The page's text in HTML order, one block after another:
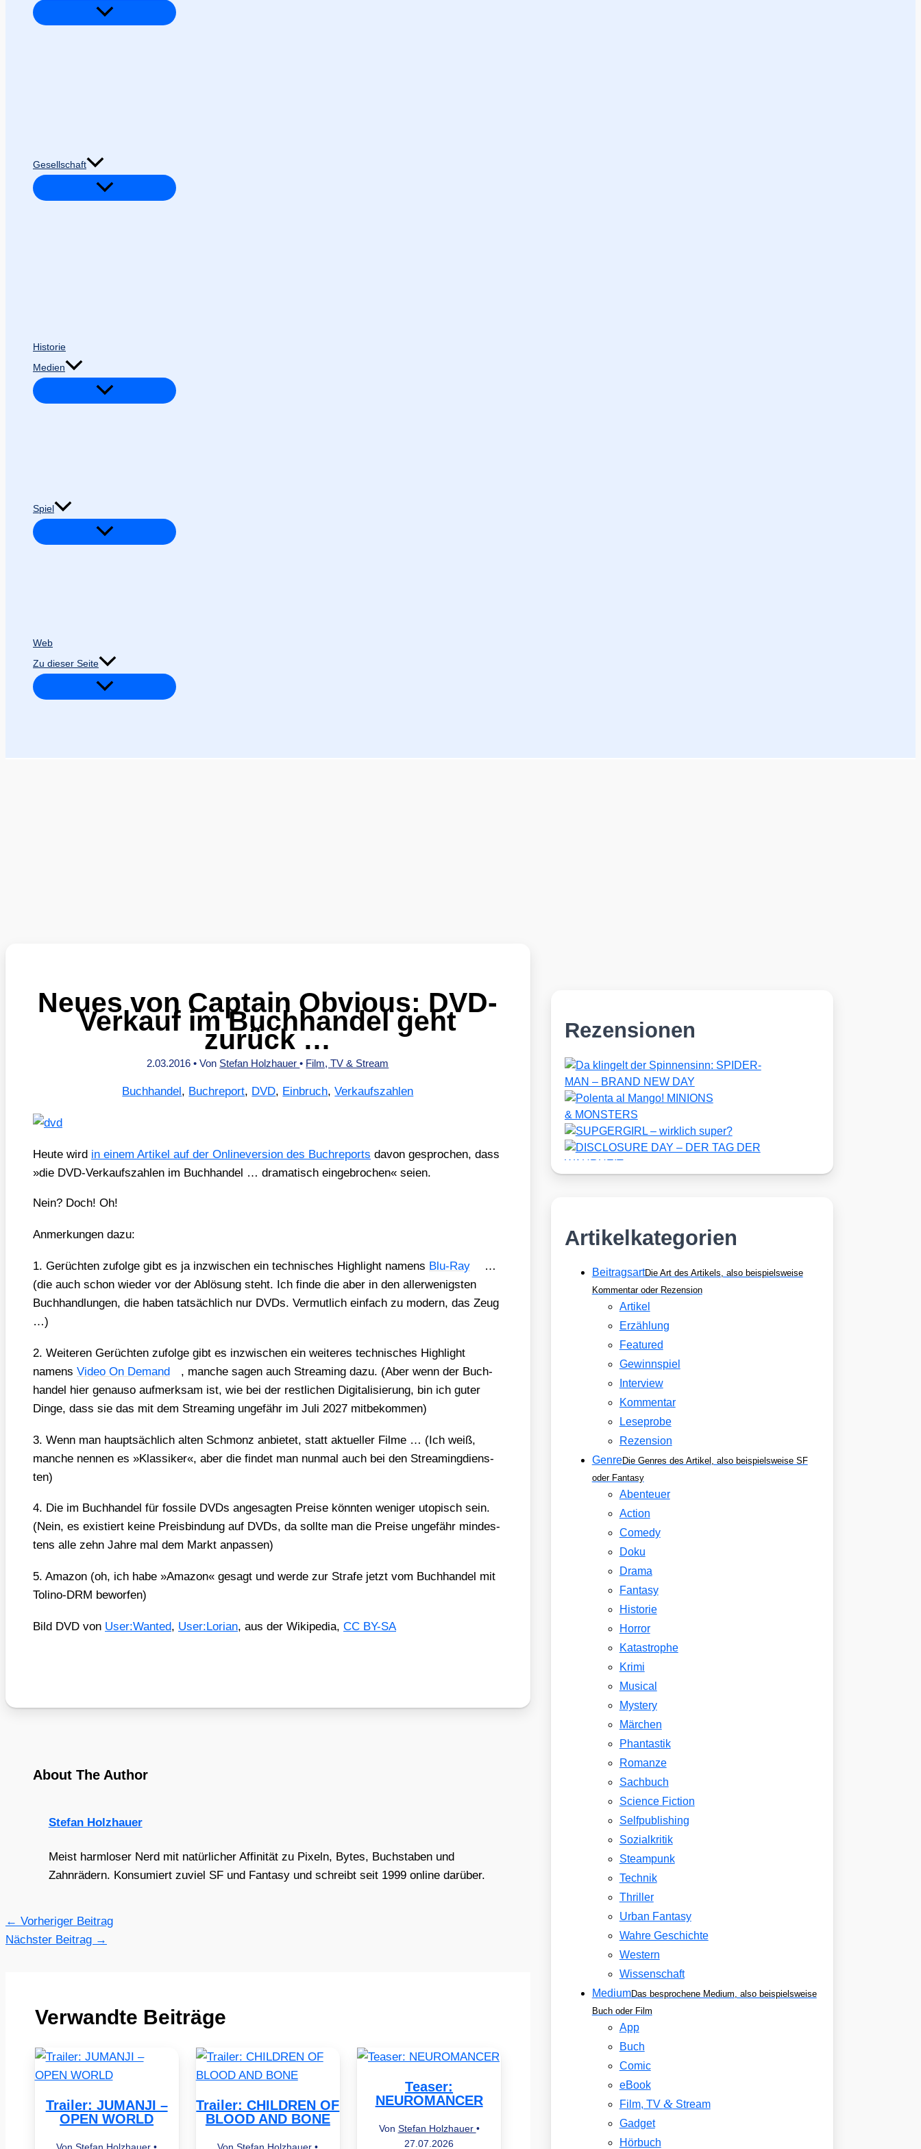
Gesellschaft
Historie
Medien
Spiel
Web
Zu dieser Seite
Neues von Captain Obvious: DVD-
Verkauf im Buchhandel geht
zurück …
2.03.2016• Von Stefan Holzhauer• Film, TV & Stream
Buchhandel , Buchreport, DVD, Einbruch,Verkaufszahlen
Heu­te wird in einem Arti­kel auf der Onlin­ever­si­on des Buch­re­ports davon gespro­chen, dass
»die DVD-Ver­kaufs­zah­len im Buch­han­del … dra­ma­tisch ein­ge­bro­chen« sei­en.
Nein? Doch! Oh!
Anmer­kun­gen dazu:
1. Gerüch­ten zufol­ge gibt es ja inzwi­schen ein tech­ni­sches High­light namens Blu-Ray
…
(die auch schon wie­der vor der Ablö­sung steht. Ich fin­de die aber in den aller­we­nigs­ten
Buch­hand­lun­gen, die haben tat­säch­lich nur DVDs. Ver­mut­lich ein­fach zu modern, das Zeug
…)
2. Wei­te­ren Gerüch­ten zufol­ge gibt es inzwi­schen ein wei­te­res tech­ni­sches High­light
namens Video On Demand
, man­che sagen auch Strea­ming dazu. (Aber wenn der Buch­
han­del hier genau­so auf­merk­sam ist, wie bei der rest­li­chen Digi­ta­li­sie­rung, bin ich guter
Din­ge, dass sie das mit dem Strea­ming unge­fähr im Juli 2027 mit­be­kom­men)
3. Wenn man haupt­säch­lich alten Schmonz anbie­tet, statt aktu­el­ler Fil­me … (Ich weiß,
man­che nen­nen es »Klas­si­ker«, aber die fin­det man nun­mal auch bei den Strea­ming­diens­
ten)
4. Die im Buch­han­del für fos­si­le DVDs ange­sag­ten Prei­se könn­ten weni­ger uto­pisch sein.
(Nein, es exis­tiert kei­ne Preis­bin­dung auf DVDs, da soll­te man die Prei­se unge­fähr min­des­
tens alle zehn Jah­re mal dem Markt anpas­sen)
5. Ama­zon (oh, ich habe »Ama­zon« gesagt und wer­de zur Stra­fe jetzt vom Buch­han­del mit
Toli­no-DRM bewor­fen)
Bild DVD von User:Wanted, User:Lorian, aus der Wiki­pe­dia, CC BY-SA
About The Author
Stefan Holzhauer
Meist harmloser Nerd mit natürlicher Affinität zu Pixeln, Bytes, Buchstaben und
Zahnrädern. Konsumiert zuviel SF und Fantasy und schreibt seit 1999 online darüber.
← Vorheriger Beitrag
Nächster Beitrag →
Verwandte Beiträge
Trailer: JUMANJI –
OPEN WORLD
Trailer: CHILDREN OF
BLOOD AND BONE
Teaser:
NEUROMANCER
Von Stefan Holzhauer •
27.07.2026
Rezensionen
Artikelkategorien
BeitragsartDie Art des Artikels, also beispielsweise
Kommentar oder Rezension
Artikel
Erzählung
Featured
Gewinnspiel
Interview
Kommentar
Leseprobe
Rezension
GenreDie Genres des Artikel, also beispielsweise SF
oder Fantasy
Abenteuer
Action
Comedy
Doku
Drama
Fantasy
Historie
Horror
Katastrophe
Krimi
Musical
Mystery
Märchen
Phantastik
Romanze
Sachbuch
Science Fiction
Selfpublishing
Sozialkritik
Steampunk
Technik
Thriller
Urban Fantasy
Wahre Geschichte
Western
Wissenschaft
MediumDas besprochene Medium, also beispielsweise
Buch oder Film
App
Buch
Comic
eBook
Film, TV &Stream
Gadget
Hörbuch